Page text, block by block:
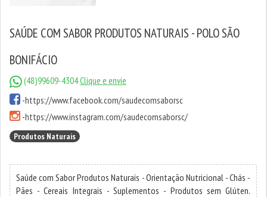
SAÚDE COM SABOR PRODUTOS NATURAIS - POLO SÃO
BONIFÁCIO
(48)99609-4304Clique e envie
-https://www.facebook.com/saudecomsaborsc
-https://www.instagram.com/saudecomsaborsc/
Produtos Naturais
Saúde com Sabor Produtos Naturais - Orientação Nutricional - Chás -
Pães - Cereais Integrais - Suplementos - Produtos sem Glúten.